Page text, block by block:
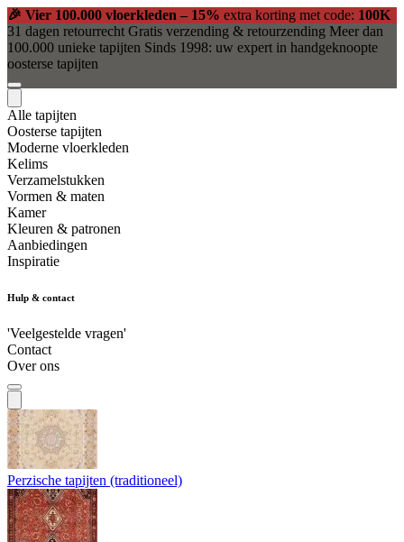
🎉 Vier 100.000 vloerkleden – 15% extra korting met code: 100K
31 dagen retourrecht Gratis verzending & retourzending Meer dan
100.000 unieke tapijten Sinds 1998: uw expert in handgeknoopte
oosterse tapijten
Alle tapijten
Oosterse tapijten
Moderne vloerkleden
Kelims
Verzamelstukken
Vormen & maten
Kamer
Kleuren & patronen
Aanbiedingen
Inspiratie
Hulp & contact
'Veelgestelde vragen'
Contact
Over ons
Perzische tapijten (traditioneel)